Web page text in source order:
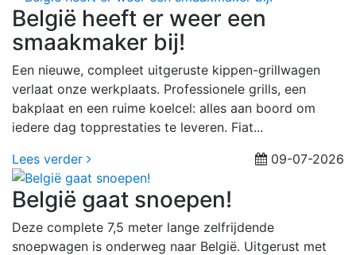
België heeft er weer een
smaakmaker bij!
Een nieuwe, compleet uitgeruste kippen-grillwagen
verlaat onze werkplaats. Professionele grills, een
bakplaat en een ruime koelcel: alles aan boord om
iedere dag topprestaties te leveren. Fiat...
Lees verder
09-07-2026
België gaat snoepen!
Deze complete 7,5 meter lange zelfrijdende
snoepwagen is onderweg naar België. Uitgerust met